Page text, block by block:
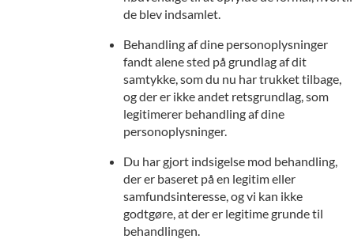
de blev indsamlet.
Behandling af dine personoplysninger
fandt alene sted på grundlag af dit
samtykke, som du nu har trukket tilbage,
og der er ikke andet retsgrundlag, som
legitimerer behandling af dine
personoplysninger.
Du har gjort indsigelse mod behandling,
der er baseret på en legitim eller
samfundsinteresse, og vi kan ikke
godtgøre, at der er legitime grunde til
behandlingen.